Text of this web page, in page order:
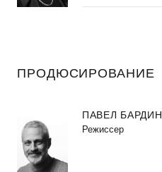
ПРОДЮСИРОВАНИЕ
ПАВЕЛ БАРДИН
Режиссер